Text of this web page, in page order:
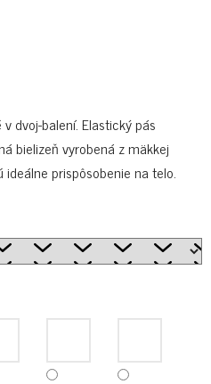
dvoj-balení. Elastický pás
bielizeň vyrobená z mäkkej
prispôsobenie na telo.